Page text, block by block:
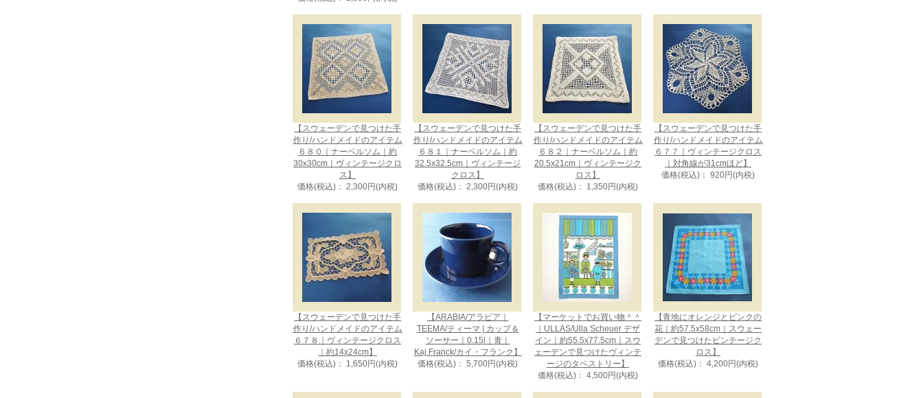
【スウェーデンで見つけた手
作り/ハンドメイドのアイテム
６８０｜ナーベルソム｜約
30x30cm｜ヴィンテージクロ
ス】
価格(税込)： 2,300円(内税)
【スウェーデンで見つけた手
作り/ハンドメイドのアイテム
６８１｜ナーベルソム｜約
32.5x32.5cm｜ヴィンテージ
クロス】
価格(税込)： 2,300円(内税)
【スウェーデンで見つけた手
作り/ハンドメイドのアイテム
６８２｜ナーベルソム｜約
20.5x21cm｜ヴィンテージク
ロス】
価格(税込)： 1,350円(内税)
【スウェーデンで見つけた手
作り/ハンドメイドのアイテム
６７７｜ヴィンテージクロス
｜対角線が31cmほど】
価格(税込)： 920円(内税)
【スウェーデンで見つけた手
作り/ハンドメイドのアイテム
６７８｜ヴィンテージクロス
｜約14x24cm】
価格(税込)： 1,650円(内税)
【ARABIA/アラビア｜
TEEMA/ティーマ | カップ＆
ソーサー｜0.15l｜青｜
Kaj.Franck/カイ・フランク】
価格(税込)： 5,700円(内税)
【マーケットでお買い物＾＾
｜ULLAS/Ulla Scheuer デザ
イン｜約55.5x77.5cm｜スウ
ェーデンで見つけたヴィンテ
ージのタペストリー】
価格(税込)： 4,500円(内税)
【青地にオレンジとピンクの
花｜約57.5x58cm｜スウェー
デンで見つけたビンテージク
ロス】
価格(税込)： 4,200円(内税)